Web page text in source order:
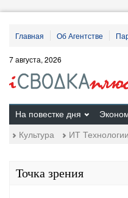
Главная Об Агентстве
7 августа, 2026
На повестке дня
Культура ИТ Технологии
Точка зрения